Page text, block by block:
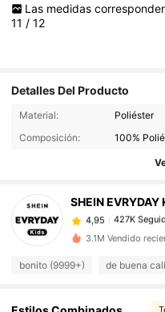
Las medidas
11 /12
Detalles Del Producto
Material:
Poliéster
Composición:
100%
SHEIN EVRYDAY
427K
427K
427K
s***s
pagó Hace
427K
3.1M Vendido
bonito (9999+) de buena